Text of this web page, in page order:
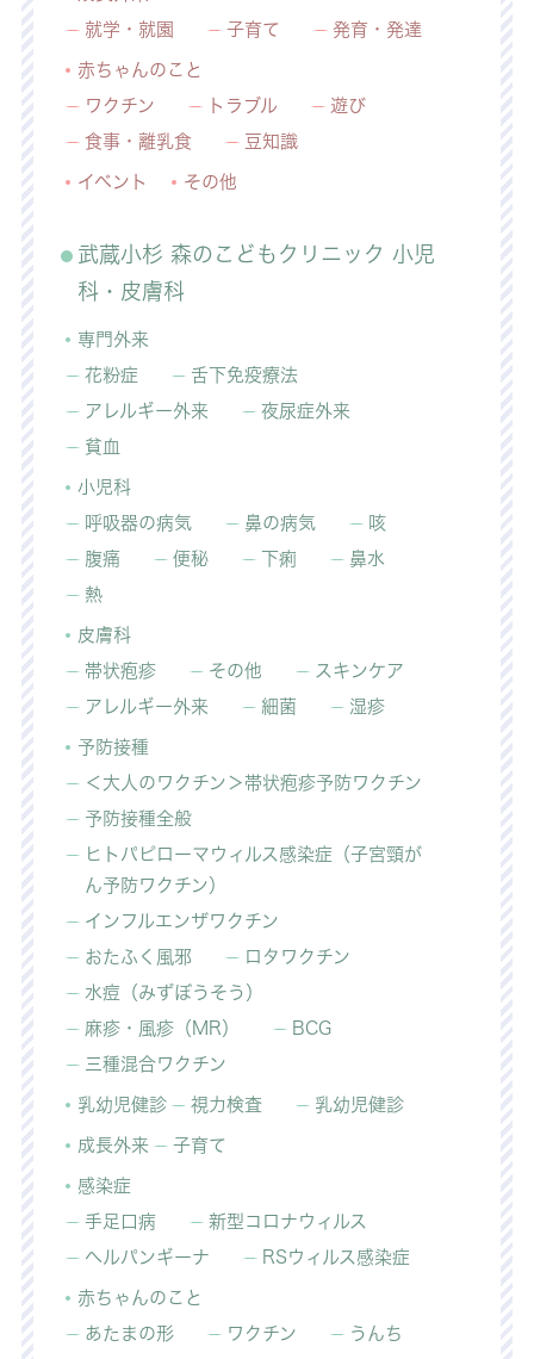
就学・就園
子育て 発育・発達
赤ちゃんのこと
ワクチン
トラブル
遊び
食事・離乳食
豆知識
イベント その他
武蔵小杉 森のこどもクリニック 小児
科・皮膚科
専門外来
花粉症
舌下免疫療法
アレルギー外来
夜尿症外来
貧血
小児科
呼吸器の病気
鼻の病気
咳
腹痛
便秘 下痢
鼻水
熱
皮膚科
帯状疱疹
その他
スキンケア
アレルギー外来
細菌 湿疹
予防接種
＜大人のワクチン＞帯状疱疹予防ワクチン
予防接種全般
ヒトパピローマウィルス感染症（子宮頸が
ん予防ワクチン）
インフルエンザワクチン
おたふく風邪
ロタワクチン
水痘（みずぼうそう）
麻疹・風疹（MR）
BCG
三種混合ワクチン
乳幼児健診 視力検査 乳幼児健診
成長外来 子育て
感染症
手足口病
新型コロナウィルス
ヘルパンギーナ
RSウィルス感染症
赤ちゃんのこと
あたまの形
ワクチン うんち